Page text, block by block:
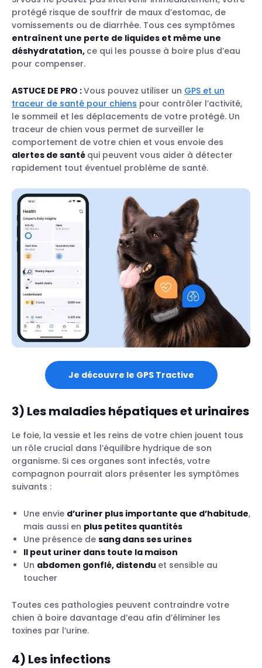
protégé risque de souffrir de maux d’estomac, de
vomissements ou de diarrhée. Tous ces symptômes
entraînent une perte de liquides et même une
déshydratation, ce qui les pousse à boire plus d’eau
pour compenser.
ASTUCE DE PRO :Vous pouvez utiliser un GPS et un
traceur de santé pour chiens pour contrôler l’activité,
le sommeil et les déplacements de votre protégé. Un
traceur de chien vous permet de surveiller le
comportement de votre chien et vous envoie des
alertes de santé qui peuvent vous aider à détecter
rapidement tout éventuel problème de santé.
Je découvre le GPS Tractive
3) Les maladies hépatiques et urinaires
Le foie, la vessie et les reins de votre chien jouent tous
un rôle crucial dans l’équilibre hydrique de son
organisme. Si ces organes sont infectés, votre
compagnon pourrait alors présenter les symptômes
suivants :
Une envie d’uriner plus importante que d’habitude,
mais aussi en plus petites quantités
Une présence de sang dans ses urines
Il peut uriner dans toute la maison
Un abdomen gonflé, distendu et sensible au
toucher
Toutes ces pathologies peuvent contraindre votre
chien à boire davantage d’eau afin d’éliminer les
toxines par l’urine.
4) Les infections